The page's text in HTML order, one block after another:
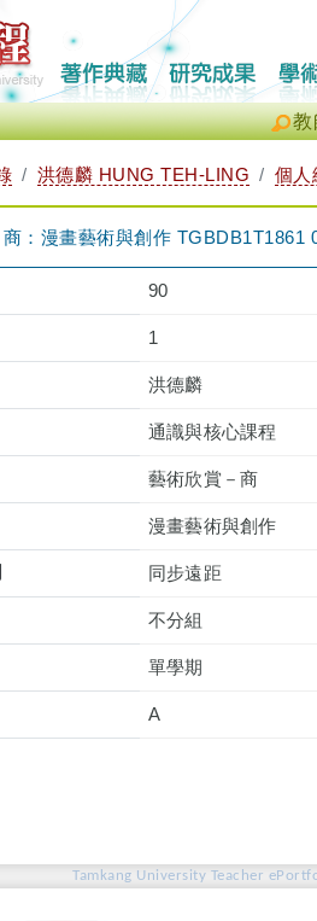
教
洪德麟 HUNG TEH-LING 個人
：漫畫藝術與創作 TGBDB1T1861
90
1
洪德麟
通識與核心課程
藝術欣賞－商
漫畫藝術與創作
同步遠距
不分組
單學期
A
Tamkang University Teacher